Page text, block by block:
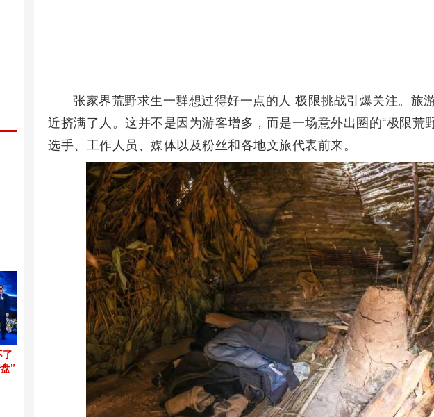
张家界荒野求生一群想过得好一点的人 极限挑战引爆关注。旅
近挤满了人。这并不是因为游客增多，而是一场意外出圈的“极限荒
选手、工作人员、媒体以及粉丝和各地文旅代表前来。
”